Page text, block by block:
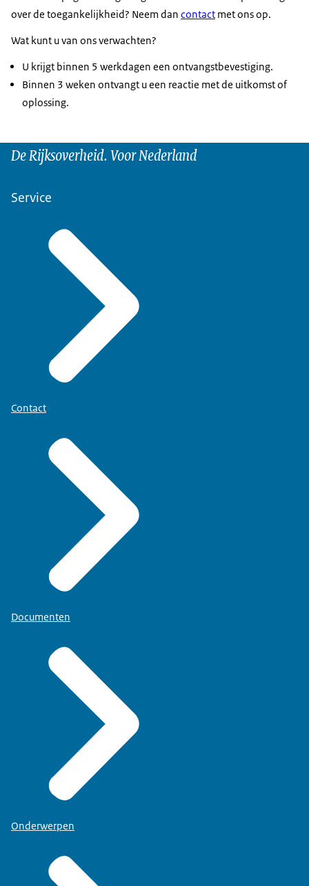
over de toegankelijkheid? Neem dan contact met ons op.
Wat kunt u van ons verwachten?
U krijgt binnen 5 werkdagen een ontvangstbevestiging.
Binnen 3 weken ontvangt u een reactie met de uitkomst of
oplossing.
De Rijksoverheid. Voor Nederland
Service
Contact
Documenten
Onderwerpen